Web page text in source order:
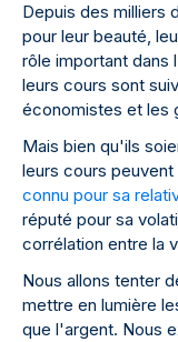
Depuis des milliers
pour leur beauté,
rôle important
leurs cours sont
économistes et les
Mais bien qu'ils
leurs cours
connu pour sa
réputé pour sa
corrélation entre la
Nous allons tenter
mettre en lumière
que l'argent. Nous